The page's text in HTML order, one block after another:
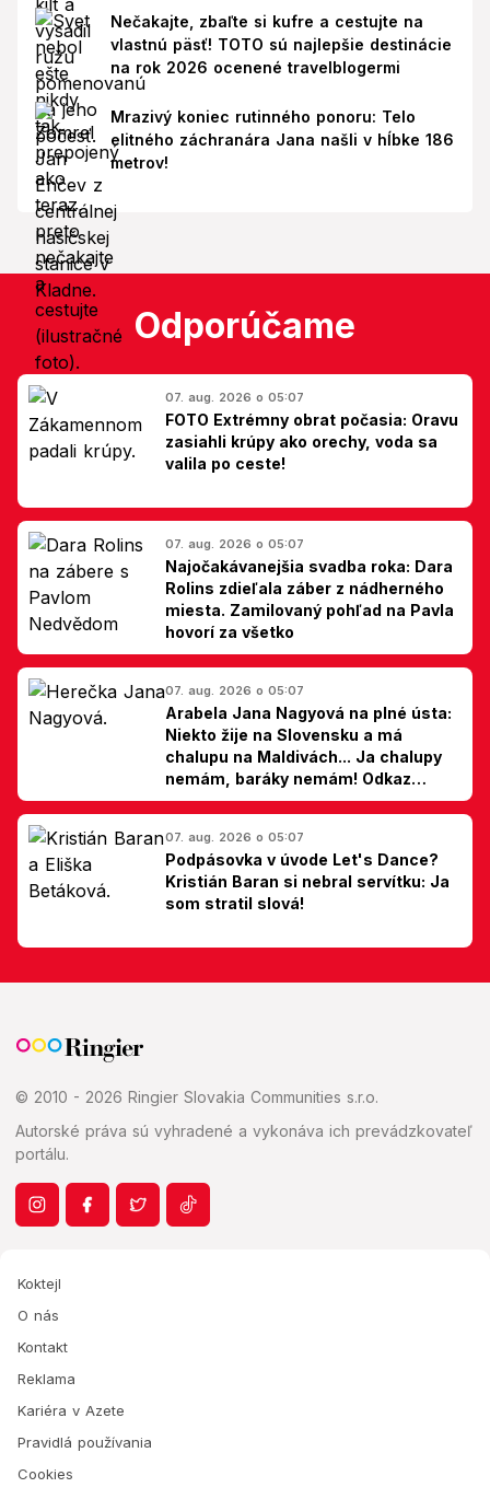
Nečakajte, zbaľte si kufre a cestujte na
vlastnú päsť! TOTO sú najlepšie destinácie
na rok 2026 ocenené travelblogermi
Mrazivý koniec rutinného ponoru: Telo
elitného záchranára Jana našli v hĺbke 186
metrov!
Odporúčame
07. aug. 2026 o 05:07
FOTO Extrémny obrat počasia: Oravu
zasiahli krúpy ako orechy, voda sa
valila po ceste!
07. aug. 2026 o 05:07
Najočakávanejšia svadba roka: Dara
Rolins zdieľala záber z nádherného
miesta. Zamilovaný pohľad na Pavla
hovorí za všetko
07. aug. 2026 o 05:07
Arabela Jana Nagyová na plné ústa:
Niekto žije na Slovensku a má
chalupu na Maldivách... Ja chalupy
nemám, baráky nemám! Odkaz
Slovákom
07. aug. 2026 o 05:07
Podpásovka v úvode Let's Dance?
Kristián Baran si nebral servítku: Ja
som stratil slová!
© 2010 - 2026 Ringier Slovakia Communities s.r.o.
Autorské práva sú vyhradené a vykonáva ich prevádzkovateľ
portálu.
Koktejl
O nás
Kontakt
Reklama
Kariéra v Azete
Pravidlá používania
Cookies